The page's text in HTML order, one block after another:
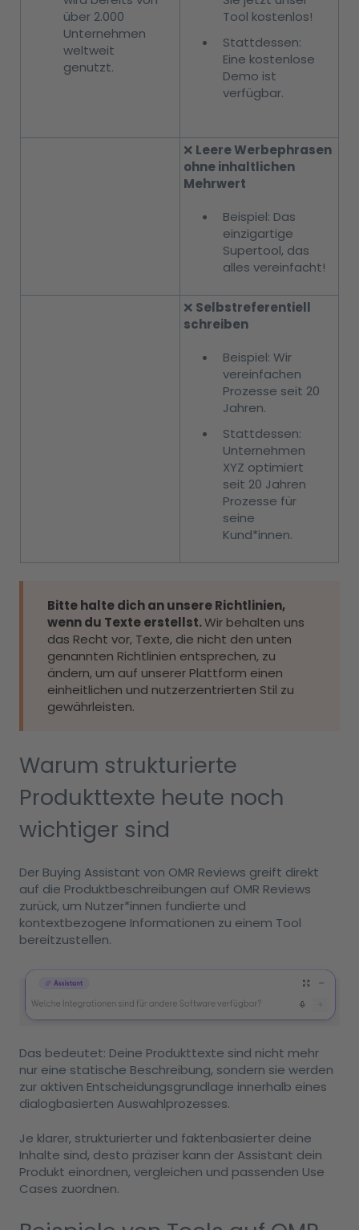
über 2.000
Unternehmen
weltweit
genutzt.
Tool kostenlos!
Stattdessen:
Eine kostenlose
Demo ist
verfügbar.
❌ Leere Werbephrasen
ohne inhaltlichen
Mehrwert
Beispiel: Das
einzigartige
Supertool, das
alles vereinfacht!
❌ Selbstreferentiell
schreiben
Beispiel: Wir
vereinfachen
Prozesse seit 20
Jahren.
Stattdessen:
Unternehmen
XYZ optimiert
seit 20 Jahren
Prozesse für
seine
Kund*innen.
Bitte halte dich an unsere Richtlinien,
wenn du Texte erstellst.Wir behalten uns
das Recht vor, Texte, die nicht den unten
genannten Richtlinien entsprechen, zu
ändern, um auf unserer Plattform einen
einheitlichen und nutzerzentrierten Stil zu
gewährleisten.
Warum strukturierte
Produkttexte heute noch
wichtiger sind
Der Buying Assistant von OMR Reviews greift direkt
auf die Produktbeschreibungen auf OMR Reviews
zurück, um Nutzer*innen fundierte und
kontextbezogene Informationen zu einem Tool
bereitzustellen.
Das bedeutet: Deine Produkttexte sind nicht mehr
nur eine statische Beschreibung, sondern sie werden
zur aktiven Entscheidungsgrundlage innerhalb eines
dialogbasierten Auswahlprozesses.
Je klarer, strukturierter und faktenbasierter deine
Inhalte sind, desto präziser kann der Assistant dein
Produkt einordnen, vergleichen und passenden Use
Cases zuordnen.